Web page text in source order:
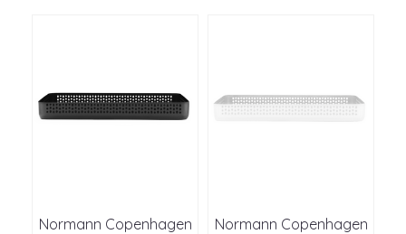
Normann Copenhagen
Normann Copenhagen